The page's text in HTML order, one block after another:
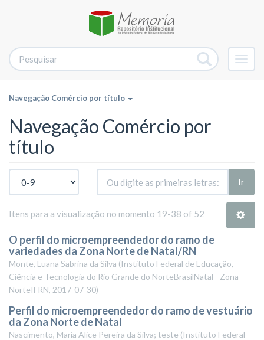
Navegação Comércio por título
Navegação Comércio por
título
Ir
Itens para a visualização no momento 19-38 of 52
O perfil do microempreendedor do ramo de
variedades da Zona Norte de Natal/RN
Monte, Luana Sabrina da Silva (Instituto Federal de Educação,
Ciência e Tecnologia do Rio Grande do NorteBrasilNatal - Zona
NorteIFRN, 2017-07-30)
Perfil do microempreendedor do ramo de vestuário
da Zona Norte de Natal
Nascimento, Maria Alice Pereira da Silva; teste (Instituto Federal